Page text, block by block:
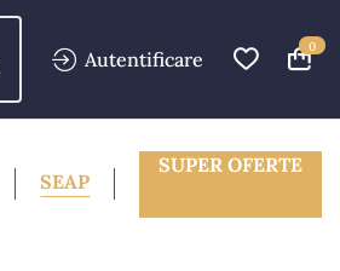
Autentificare
0
SEAP
SUPER OFERTE